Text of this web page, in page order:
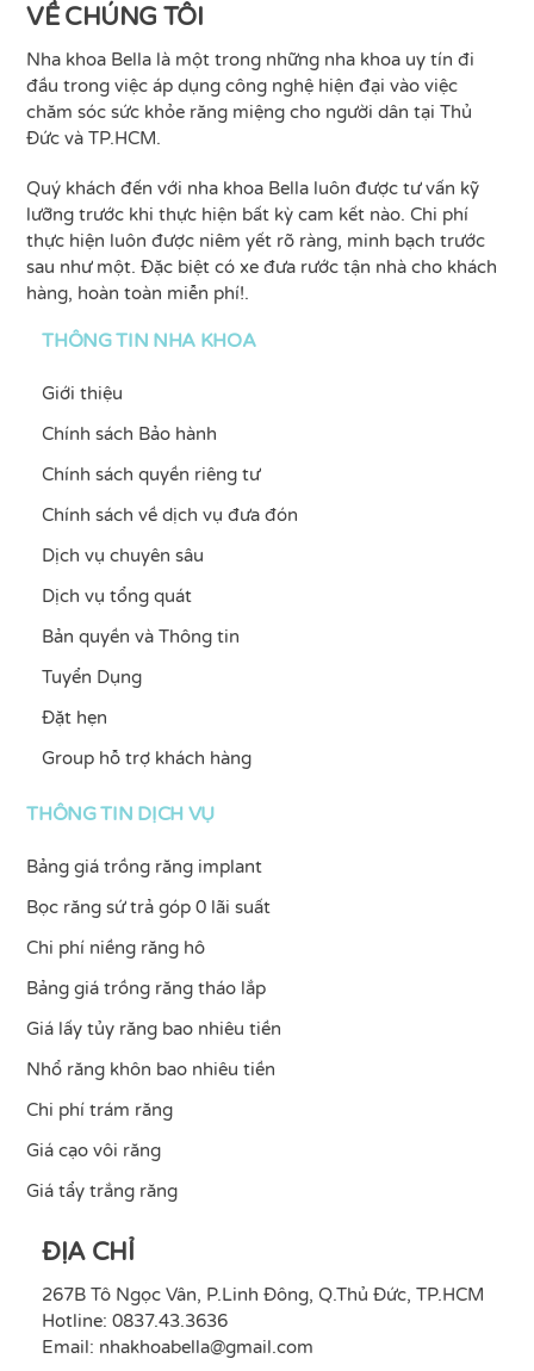
VỀ CHÚNG TÔI
Nha khoa Bella là một trong những nha khoa uy tín đi
đầu trong việc áp dụng công nghệ hiện đại vào việc
chăm sóc sức khỏe răng miệng cho người dân tại Thủ
Đức và TP.HCM.
Quý khách đến với nha khoa Bella luôn được tư vấn kỹ
lưỡng trước khi thực hiện bất kỳ cam kết nào. Chi phí
thực hiện luôn được niêm yết rõ ràng, minh bạch trước
sau như một. Đặc biệt có xe đưa rước tận nhà cho khách
hàng, hoàn toàn miễn phí!.
THÔNG TIN NHA KHOA
Giới thiệu
Chính sách Bảo hành
Chính sách quyền riêng tư
Chính sách về dịch vụ đưa đón
Dịch vụ chuyên sâu
Dịch vụ tổng quát
Bản quyền và Thông tin
Tuyển Dụng
Đặt hẹn
Group hỗ trợ khách hàng
THÔNG TIN DỊCH VỤ
Bảng giá trồng răng implant
Bọc răng sứ trả góp 0 lãi suất
Chi phí niềng răng hô
Bảng giá trồng răng tháo lắp
Giá lấy tủy răng bao nhiêu tiền
Nhổ răng khôn bao nhiêu tiền
Chi phí trám răng
Giá cạo vôi răng
Giá tẩy trắng răng
ĐỊA CHỈ
267B Tô Ngọc Vân, P.Linh Đông, Q.Thủ Đức, TP.HCM
Hotline: 0837.43.3636
Email: nhakhoabella@gmail.com